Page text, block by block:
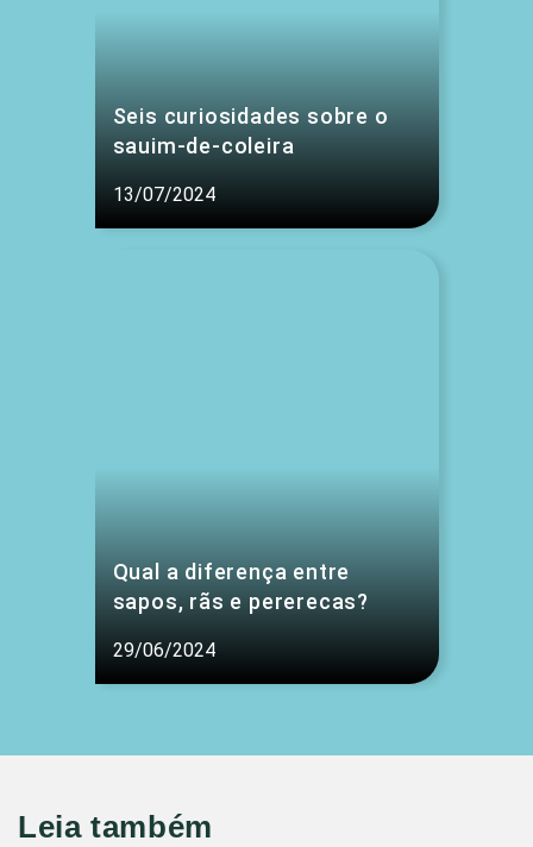
Seis curiosidades sobre o
sauim-de-coleira
13/07/2024
Qual a diferença entre
sapos, rãs e pererecas?
29/06/2024
Leia também